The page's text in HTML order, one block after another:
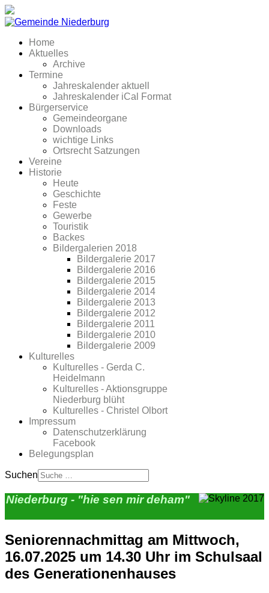
Home
Aktuelles
Archive
Termine
Jahreskalender aktuell
Jahreskalender iCal Format
Bürgerservice
Gemeindeorgane
Downloads
wichtige Links
Ortsrecht Satzungen
Vereine
Historie
Heute
Geschichte
Feste
Gewerbe
Touristik
Backes
Bildergalerien 2018
Bildergalerie 2017
Bildergalerie 2016
Bildergalerie 2015
Bildergalerie 2014
Bildergalerie 2013
Bildergalerie 2012
Bildergalerie 2011
Bildergalerie 2010
Bildergalerie 2009
Kulturelles
Kulturelles - Gerda C.
Heidelmann
Kulturelles - Aktionsgruppe
Niederburg blüht
Kulturelles - Christel Olbort
Impressum
Datenschutzerklärung
Facebook
Belegungsplan
Suchen
Niederburg - "hie sen mir deham"
Seniorennachmittag am Mittwoch,
16.07.2025 um 14.30 Uhr im Schulsaal
des Generationenhauses